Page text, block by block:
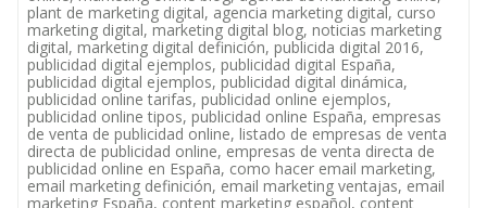
plant de marketing digital, agencia marketing digital, curso
marketing digital, marketing digital blog, noticias marketing
digital, marketing digital definición, publicida digital 2016,
publicidad digital ejemplos, publicidad digital España,
publicidad digital ejemplos, publicidad digital dinámica,
publicidad online tarifas, publicidad online ejemplos,
publicidad online tipos, publicidad online España, empresas
de venta de publicidad online, listado de empresas de venta
directa de publicidad online, empresas de venta directa de
publicidad online en España, como hacer email marketing,
email marketing definición, email marketing ventajas, email
marketing España, content marketing español, content